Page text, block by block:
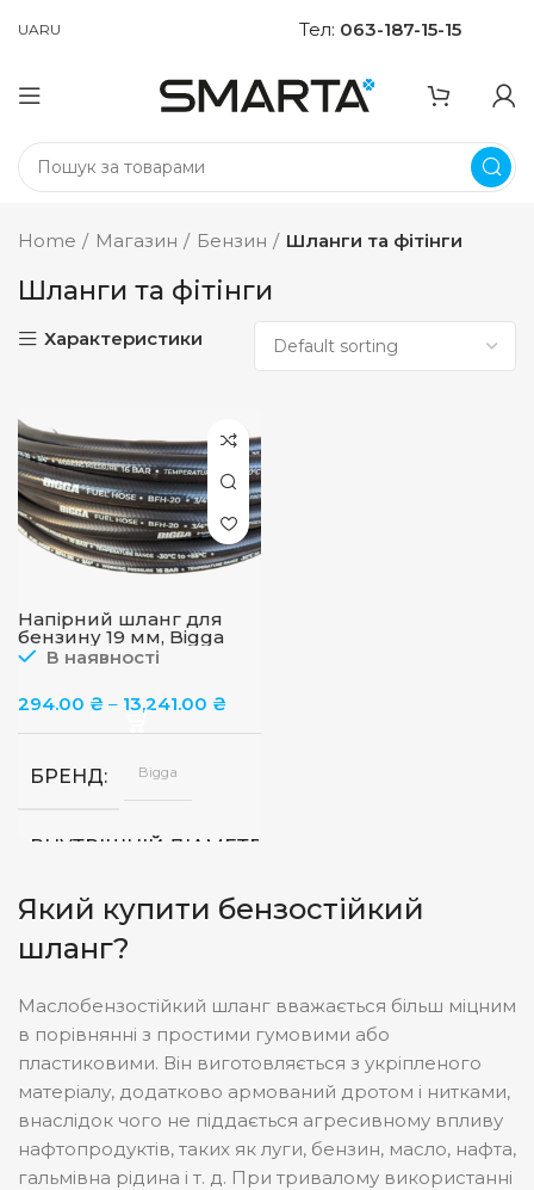
UARU Тел: 063-187-15-15
Home Магазин Бензин Шланги та фітінги
Шланги та фітінги
Характеристики
Напірний шланг для
бензину 19 мм, Bigga
BFH-20
В наявності
294.00 ₴ – 13,241.00 ₴
БРЕНД Bigga
ВНУТРІШНІЙ ДІАМЕТР РУКАВА
ДОВЖИНА ШЛАНГУ, М
1,
Який купити бензостійкий
шланг?
Маслобензостійкий шланг вважається більш міцним
в порівнянні з простими гумовими або
пластиковими. Він виготовляється з укріпленого
матеріалу, додатково армований дротом і нитками,
внаслідок чого не піддається агресивному впливу
нафтопродуктів, таких як луги, бензин, масло, нафта,
гальмівна рідина і т. д. При тривалому використанні